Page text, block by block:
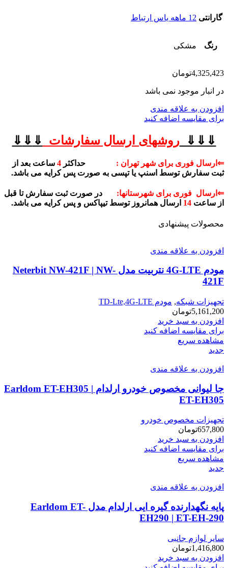
گارانتی 12 ماهه یاس ارتباط
رنگ مشکی
4,325,423تومان
در انبار موجود نمی باشد
افزودن به علاقه مندی
برای مقایسه اضافه کنید
⇓⇓⇓روشهای ارسال سفارشات ⇓
⇓
⇓
⇐ارسال فوری برای شهر تهران : حداکثر 4 ساعت بعد از
ثبت سفارش توسط اسنپ یا تپسی به صورت پس کرایه می باشد.
⇐ارسال فوری برای شهرستانها: در صورت ثبت سفارش تا قبل
از ساعت 14 ارسال همانروز توسط تیپاکس و پس کرایه می باشد.
محصولات پیشنهادی
افزودن به علاقه مندی
مودم 4G-LTE نتربیت مدل Neterbit NW-421F | NW-
421F
تجهیزات شبکه, مودم TD-Lte,4G-LTE
5,161,200تومان
افزودن به سبد خرید
برای مقایسه اضافه کنید
مشاهده سریع
جدید
افزودن به علاقه مندی
جا لیوانی مخصوص خودرو ارلدام Earldom ET-EH305 |
ET-EH305
تجهیزات مخصوص خودرو
657,800تومان
افزودن به سبد خرید
برای مقایسه اضافه کنید
مشاهده سریع
جدید
افزودن به علاقه مندی
پایه نگهدارنده گیره ایی ارلدام مدل Earldom ET-
EH290 | ET-EH-290
سایر لوازم جانبی
1,416,800تومان
افزودن به سبد خرید